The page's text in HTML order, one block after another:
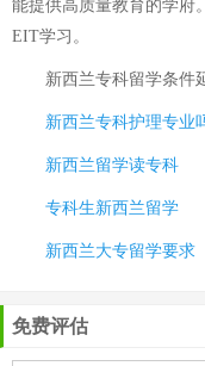
能提供高质量教育的学府
EIT学习。
新西兰专科留学条件
新西兰专科护理专业
新西兰留学读专科
专科生新西兰留学
新西兰大专留学要求
免费评估